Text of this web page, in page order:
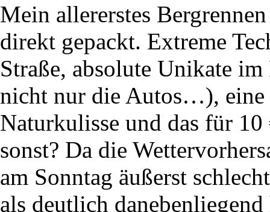
Mein allererstes
direkt gepackt. Extreme
Straße, absolute Unikate
nicht nur die Autos…), eine
Naturkulisse und das für
sonst? Da die
am Sonntag äußerst
als deutlich